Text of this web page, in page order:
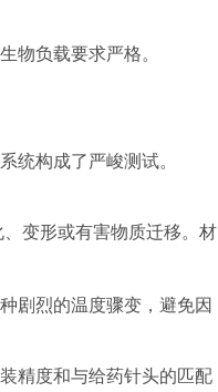
物负载要求严格。
统构成了严峻测试。
变形或有害物质迁移。材
剧烈的温度骤变，避免因
精度和与给药针头的匹配